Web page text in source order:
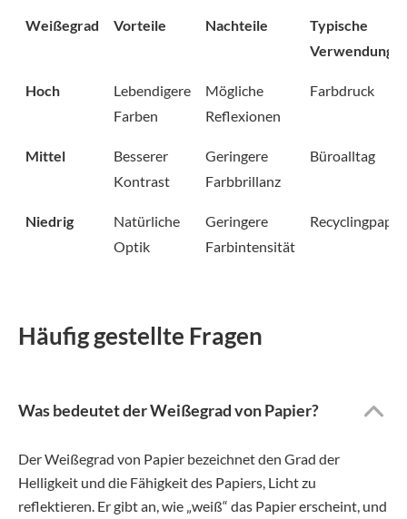
Weißegrad Vorteile Nachteile
Typische
Verwendung
Hoch
Lebendigere
Farben
Mögliche
Reflexionen
Farbdruck
Mittel
Besserer
Kontrast
Geringere
Farbbrillanz
Büroalltag
Niedrig
Natürliche
Optik
Geringere
Farbintensität
Häufig gestellte Fragen
Was bedeutet der Weißegrad von Papier?
Der Weißegrad von Papier bezeichnet den Grad der
Helligkeit und die Fähigkeit des Papiers, Licht zu
reflektieren. Er gibt an, wie „weiß“ das Papier erscheint, und